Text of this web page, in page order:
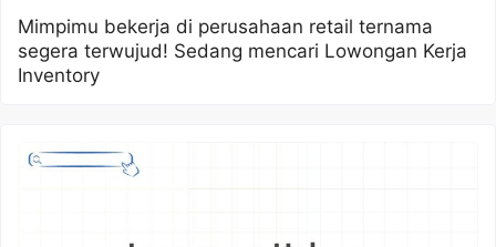
Mimpimu bekerja di perusahaan retail ternama
segera terwujud! Sedang mencari Lowongan Kerja
Inventory